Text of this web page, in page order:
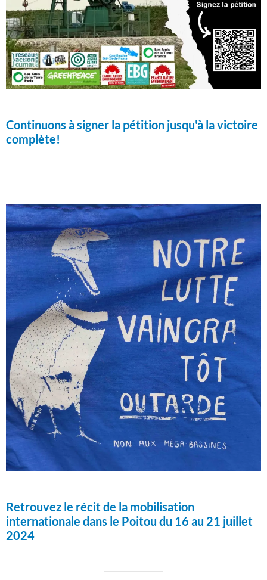
Continuons à signer la pétition jusqu'à la victoire
complète!
Retrouvez le récit de la mobilisation
internationale dans le Poitou du 16 au 21 juillet
2024